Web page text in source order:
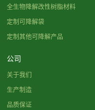
全生物降解改性树脂材料
定制可降解袋
定制其他可降解产品
公司
关于我们
生产制造
品质保证